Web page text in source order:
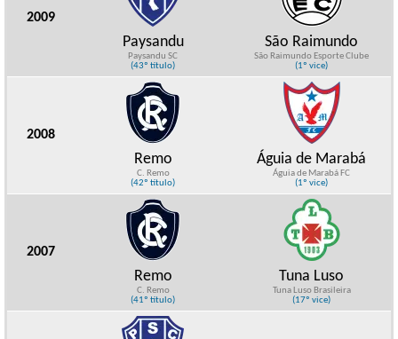
2009
Paysandu
Paysandu SC
(43º título)
São Raimundo
São Raimundo Esporte Clube
(1º vice)
2008
Remo
C. Remo
(42º título)
Águia de Marabá
Águia de Marabá FC
(1º vice)
2007
Remo
C. Remo
(41º título)
Tuna Luso
Tuna Luso Brasileira
(17º vice)